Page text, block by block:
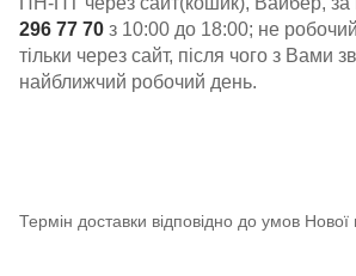
296 77 70 з 10:00 до 18:00; не
тільки через сайт, після чого з Вами
найближчий робочий день.
Термін доставки відповідно до умов Нової